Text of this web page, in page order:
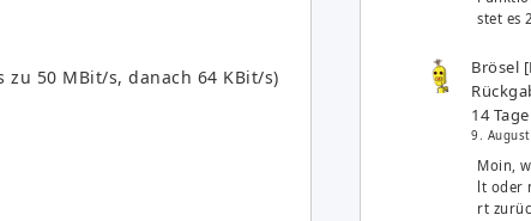
zu 50 MBit/s, danach 64 KBit/s)
stet es
Brösel
14
9.
Moin,
lt oder
rt